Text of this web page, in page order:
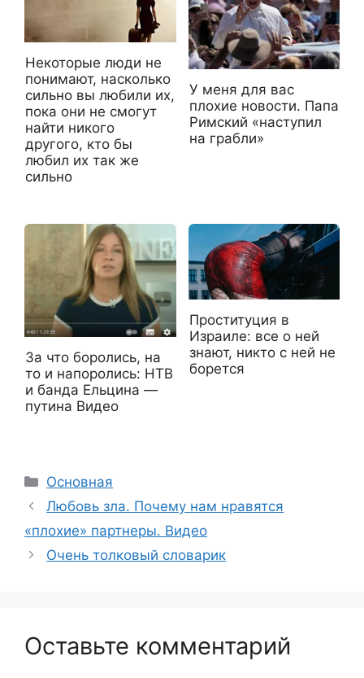
Некоторые люди не
понимают, насколько
сильно вы любили их,
пока они не смогут
найти никого
другого, кто бы
любил их так же
сильно
У меня для вас
плохие новости. Папа
Римский «наступил
на грабли»
За что боролись, на
то и напоролись: НТВ
и банда Ельцина —
путина Видео
Проституция в
Израиле: все о ней
знают, никто с ней не
борется
Рубрики
Основная
Любовь зла. Почему нам нравятся
«плохие» партнеры. Видео
Очень толковый словарик
Оставьте комментарий